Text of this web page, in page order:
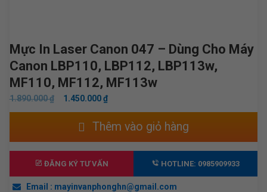
Mực In Laser Canon 047 – Dùng Cho Máy
Canon LBP110, LBP112, LBP113w,
MF110, MF112, MF113w
1.890.000₫
GIÁ
GỐC
1.890.000 ₫.
1.450.000₫GIÁ
HIỆN
TẠI
LÀ:
047
Thêm vào giỏ hàng
ĐĂNG KÝ TƯ VẤN HOTLINE: 0985909933
Email : mayinvanphonghn@gmail.com